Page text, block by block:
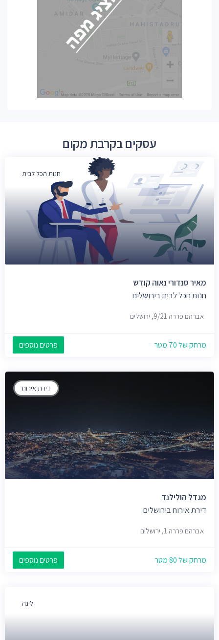
עסקים בקרבת מקום
חנות הכל לבית
מאיר סנדורי נאוה קודש
חנות הכל לבית בירושלים
אברהם פררה 9/21, ירושלים
מרחק של 70 מטר פרטים נוספים
דירת אירוח
מגדל הולילנד
דירת אירוח בירושלים
אברהם פררה 1, ירושלים
מרחק של 80 מטר פרטים נוספים
לינה